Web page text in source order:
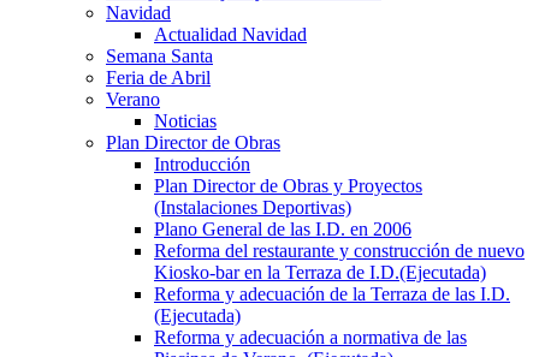
Navidad
Actualidad Navidad
Semana Santa
Feria de Abril
Verano
Noticias
Plan Director de Obras
Introducción
Plan Director de Obras y Proyectos
(Instalaciones Deportivas)
Plano General de las I.D. en 2006
Reforma del restaurante y construcción de nuevo
Kiosko-bar en la Terraza de I.D.(Ejecutada)
Reforma y adecuación de la Terraza de las I.D.
(Ejecutada)
Reforma y adecuación a normativa de las